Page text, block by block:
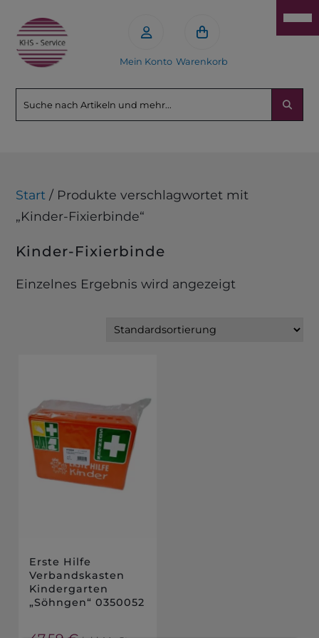
Mein Konto Warenkorb
Start / Produkte verschlagwortet mit
„Kinder-Fixierbinde“
Kinder-Fixierbinde
Einzelnes Ergebnis wird angezeigt
Erste Hilfe
Verbandskasten
Kindergarten
„Söhngen“ 0350052